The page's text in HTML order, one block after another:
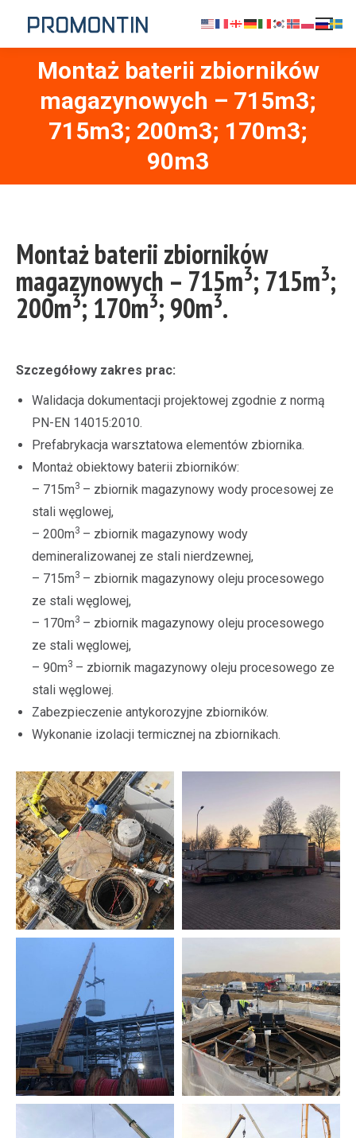
Montaż baterii zbiorników
magazynowych – 715m3;
715m3; 200m3; 170m3;
90m3
Jesteś tutaj:
Montaż baterii zbiorników
magazynowych – 715m3; 715m3;
200m3; 170m3; 90m3.
Szczegółowy zakres prac:
Walidacja dokumentacji projektowej zgodnie z normą
PN-EN 14015:2010.
Prefabrykacja warsztatowa elementów zbiornika.
Montaż obiektowy baterii zbiorników:
– 715m3 – zbiornik magazynowy wody procesowej ze
stali węglowej,
– 200m3 – zbiornik magazynowy wody
demineralizowanej ze stali nierdzewnej,
– 715m3 – zbiornik magazynowy oleju procesowego
ze stali węglowej,
– 170m3 – zbiornik magazynowy oleju procesowego
ze stali węglowej,
– 90m3 – zbiornik magazynowy oleju procesowego ze
stali węglowej.
Zabezpieczenie antykorozyjne zbiorników.
Wykonanie izolacji termicznej na zbiornikach.